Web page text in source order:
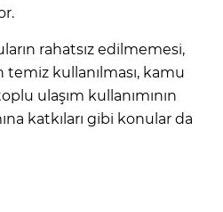
rahatsız edilmemesi,
temiz kullanılması, kamu
ulaşım kullanımının
katkıları gibi konular da